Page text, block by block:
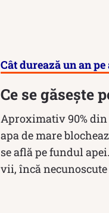
Cât durează un an
Ce se găsește
Aproximativ 90%
apa de mare
se află pe fundul apei.
vii, încă